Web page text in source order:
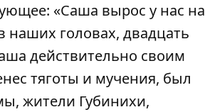
«Саша вырос у нас на
наших головах, двадцать
действительно своим
тяготы и мучения, был
жители Губинихи,